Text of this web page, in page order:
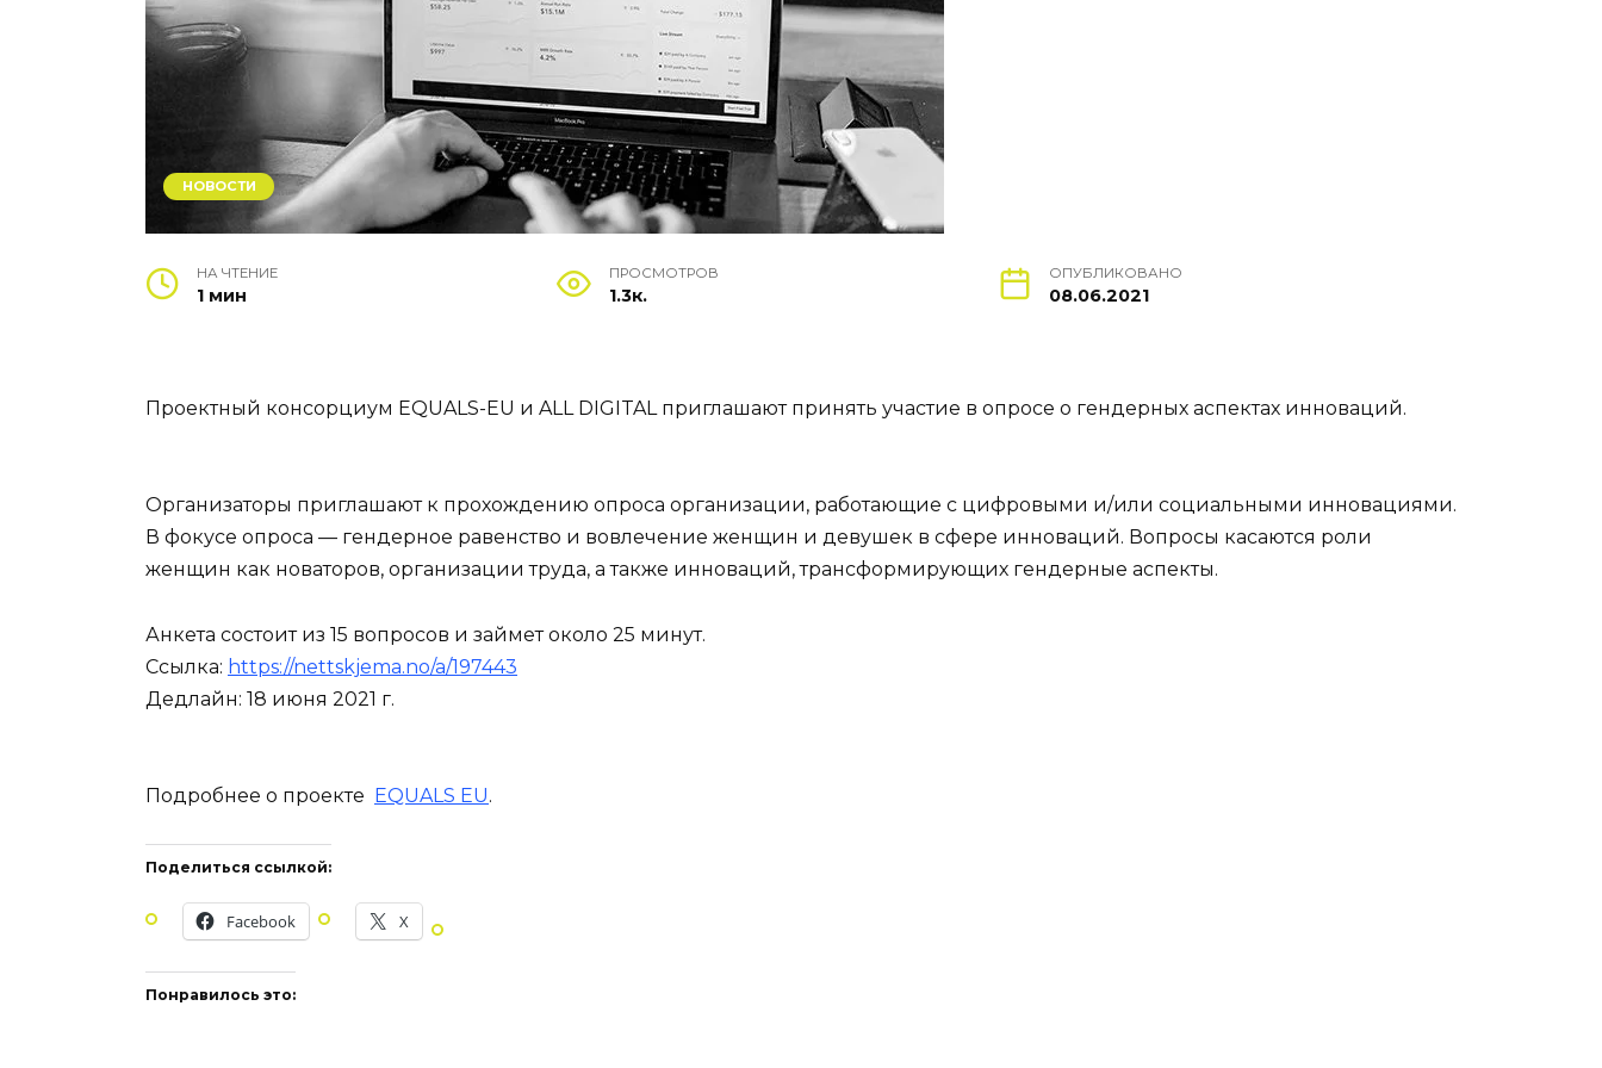
НОВОСТИ
НА ЧТЕНИЕ
1 мин
ПРОСМОТРОВ
1.3к.
ОПУБЛИКОВАНО
08.06.2021
Проектный консорциум EQUALS-EU и ALL DIGITAL приглашают принять участие в опросе о гендерных аспектах инноваций.
Организаторы приглашают к прохождению опроса организации, работающие с цифровыми и/или социальными инновациями.
В фокусе опроса — гендерное равенство и вовлечение женщин и девушек в сфере инноваций. Вопросы касаются роли
женщин как новаторов, организации труда, а также инноваций, трансформирующих гендерные аспекты.
Анкета состоит из 15 вопросов и займет около 25 минут.
Ссылка: https://nettskjema.no/a/197443
Дедлайн: 18 июня 2021 г.
Подробнее о проекте EQUALS EU.
Поделиться ссылкой:
Facebook X
Понравилось это: